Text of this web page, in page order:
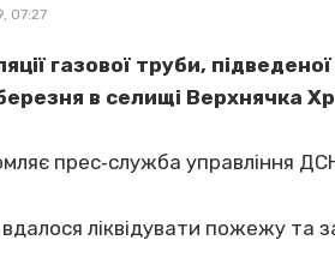
07:27
газової труби,
в селищі Верхнячка
прес‐служба управління
ліквідувати пожежу та